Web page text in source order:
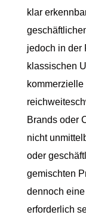
klar
jedoch in der
klassischen
Brands oder
nicht
oder
gemischten
dennoch
erforderlich